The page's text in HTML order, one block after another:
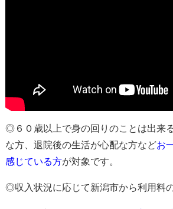
◎６０歳以上で身の回りのことは出来
な方、退院後の生活が心配な方などお
感じている方が対象です。
◎収入状況に応じて新潟市から利用料